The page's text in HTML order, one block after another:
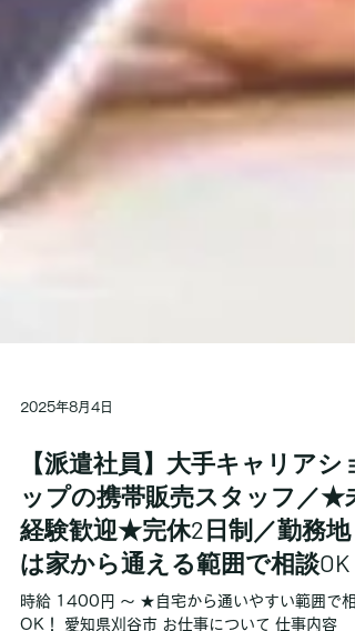
2025年8月4日
【派遣社員】大手キャリアショ
ップの携帯販売スタッフ／★未